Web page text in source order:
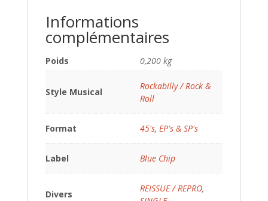
Informations
complémentaires
Poids 0,200 kg
Style Musical
Rockabilly / Rock &
Roll
Format 45's, EP's & SP's
Label Blue Chip
Divers
REISSUE / REPRO,